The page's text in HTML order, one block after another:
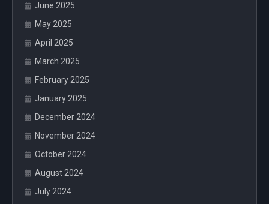
June 2025
May 2025
April 2025
March 2025
February 2025
January 2025
December 2024
November 2024
October 2024
August 2024
July 2024